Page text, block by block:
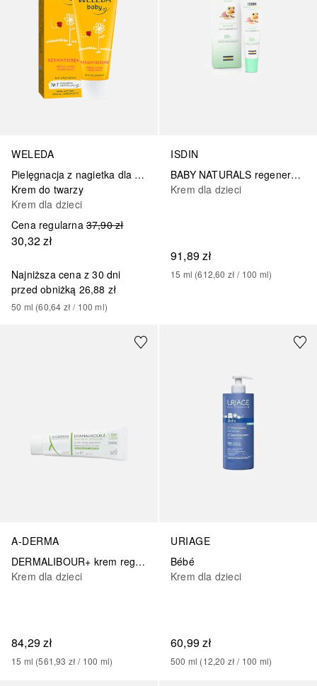
WELEDA
Pielęgnacja z nagietka dla dzieci
Krem do twarzy
Krem dla dzieci
Cena regularna 37,90 zł
30,32 zł
Najniższa cena z 30 dni
przed obniżką 26,88 zł
50 ml (60,64 zł / 100 ml)
ISDIN
BABY NATURALS regenerujący balsam okołoustny
Krem dla dzieci
91,89 zł
15 ml (612,60 zł / 100 ml)
A-DERMA
DERMALIBOUR+ krem regenerujący cykę
Krem dla dzieci
84,29 zł
15 ml (561,93 zł / 100 ml)
URIAGE
Bébé
Krem dla dzieci
60,99 zł
500 ml (12,20 zł / 100 ml)